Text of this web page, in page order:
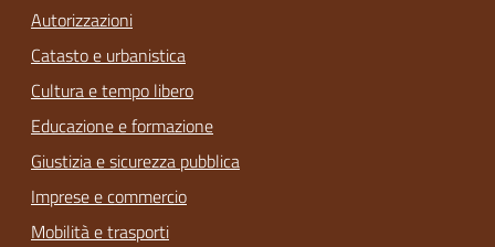
Autorizzazioni
Catasto e urbanistica
Cultura e tempo libero
Educazione e formazione
Giustizia e sicurezza pubblica
Imprese e commercio
Mobilità e trasporti